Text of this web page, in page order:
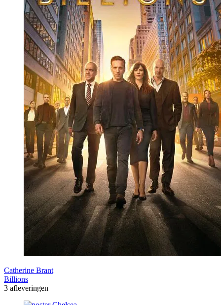
Catherine Brant
Billions
3 afleveringen